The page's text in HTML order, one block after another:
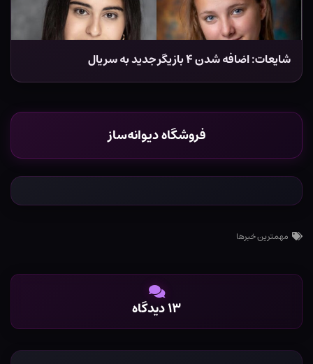
شایعات: اضافه شدن ۴ بازیگر جدید به سریال
فروشگاه دیوانه‌ساز
مهمترین خبرها
۱۳ دیدگاه